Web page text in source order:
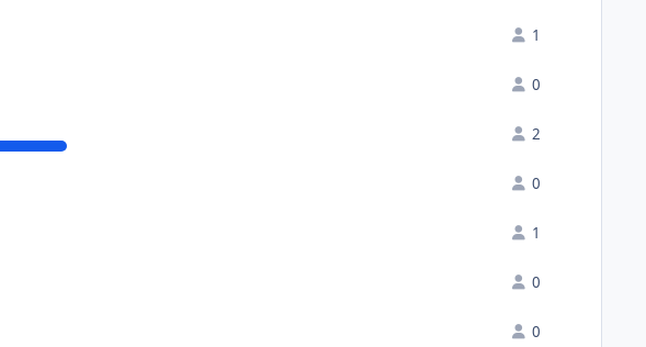
1
0
2
0
1
0
0